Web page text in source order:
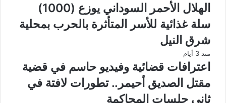
الهلال الأحمر السوداني يوزع (1000)
سلة غذائية للأسر المتأثرة بالحرب بمحلية
شرق النيل
منذ 3 أيام
اعترافات قضائية وفيديو حاسم في قضية
مقتل الصديق أحيمر.. تطورات لافتة في
ثاني جلسات المحاكمة